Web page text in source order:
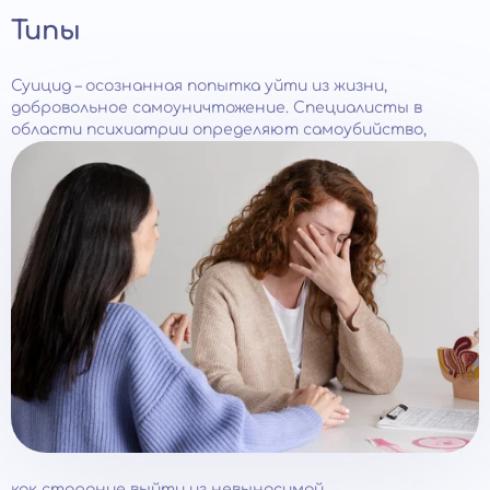
Типы
Суицид – осознанная попытка уйти из жизни,
добровольное самоуничтожение. Специалисты в
области психиатрии определяют самоубийство,